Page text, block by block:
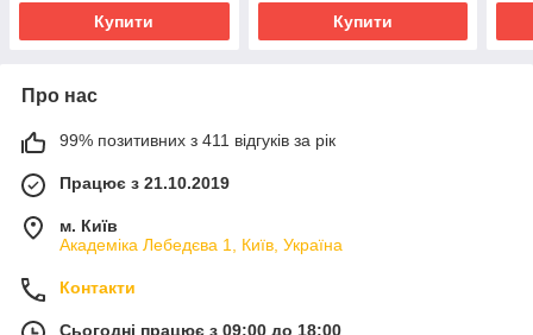
Купити Купити
Про нас
99% позитивних з 411 відгуків за рік
Працює з 21.10.2019
м. Київ
Академіка Лебедєва 1, Київ, Україна
Контакти
Сьогодні працює з 09:00 до 18:00